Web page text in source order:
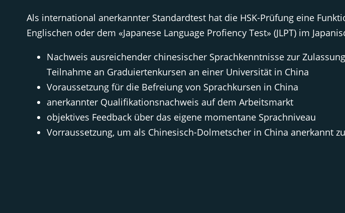
Als international anerkannter Standardtest hat die HSK-Prüfung eine
Englischen oder dem «Japanese Language Profiency Test» (JLPT) im
Nachweis ausreichender chinesischer Sprachkenntnisse zur
Teilnahme an Graduiertenkursen an einer Universität in China
Voraussetzung für die Befreiung von Sprachkursen in China
anerkannter Qualifikationsnachweis auf dem Arbeitsmarkt
objektives Feedback über das eigene momentane Sprachniveau
Vorraussetzung, um als Chinesisch-Dolmetscher in China anerkannt